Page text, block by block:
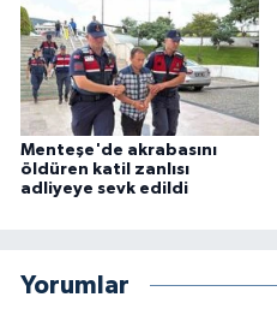
Menteşe'de akrabasını
öldüren katil zanlısı
adliyeye sevk edildi
Yorumlar